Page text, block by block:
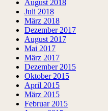
August 2018
Juli 2018
März 2018
Dezember 2017
August 2017
Mai 2017
März 2017
Dezember 2015
Oktober 2015
April 2015
März 2015
Februar 2015